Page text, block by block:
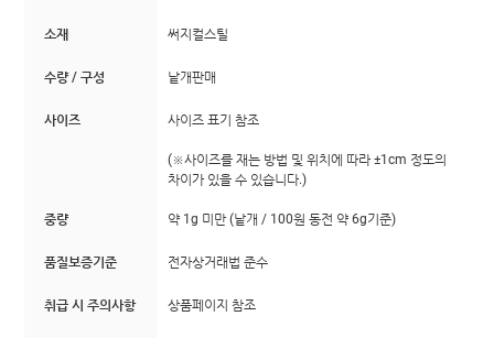
소재 써지컬스틸
수량 / 구성 낱개판매
사이즈 사이즈 표기 참조
(※사이즈를 재는 방법 및 위치에 따라 ±1cm 정도의
차이가 있을 수 있습니다.)
중량 약 1g 미만 (낱개 / 100원 동전 약 6g기준)
품질보증기준 전자상거래법 준수
취급 시 주의사항 상품페이지 참조